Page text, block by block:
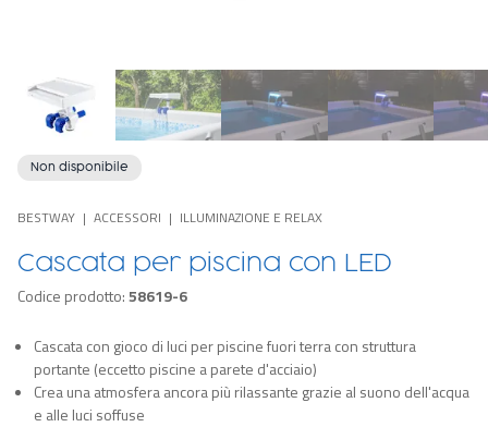
Non disponibile
BESTWAY ACCESSORI ILLUMINAZIONE E RELAX
Cascata per piscina con LED
Codice prodotto:58619-6
Cascata con gioco di luci per piscine fuori terra con struttura
portante (eccetto piscine a parete d'acciaio)
Crea una atmosfera ancora più rilassante grazie al suono dell'acqua
e alle luci soffuse